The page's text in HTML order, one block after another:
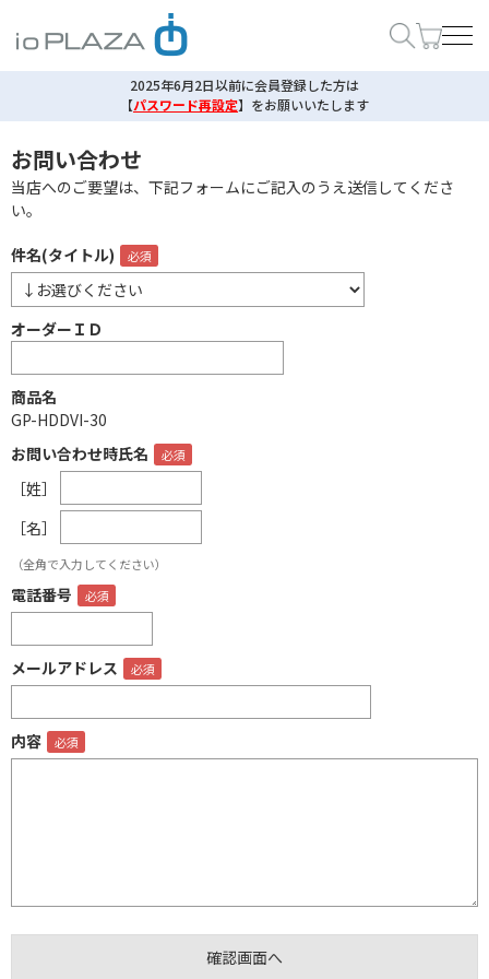
2025年6月2日以前に会員登録した方は
【パスワード再設定】 をお願いいたします
お問い合わせ
当店へのご要望は、下記フォームにご記入のうえ送信してくださ
い。
件名(タイトル)
オーダーＩＤ
商品名
GP-HDDVI-30
お問い合わせ時氏名
［姓］
［名］
（全角で入力してください）
電話番号
メールアドレス
内容